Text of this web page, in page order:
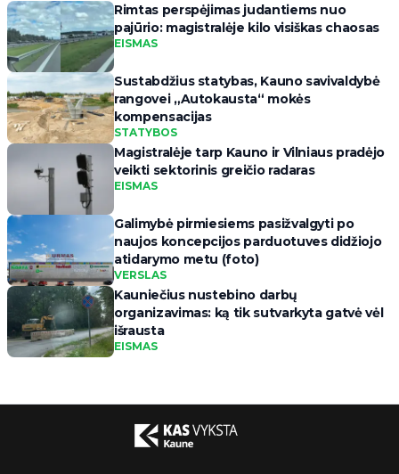
Rimtas perspėjimas judantiems nuo
pajūrio: magistralėje kilo visiškas chaosas
EISMAS
Sustabdžius statybas, Kauno savivaldybė
rangovei „Autokausta“ mokės
kompensacijas
STATYBOS
Magistralėje tarp Kauno ir Vilniaus pradėjo
veikti sektorinis greičio radaras
EISMAS
Galimybė pirmiesiems pasižvalgyti po
naujos koncepcijos parduotuves didžiojo
atidarymo metu (foto)
VERSLAS
Kauniečius nustebino darbų
organizavimas: ką tik sutvarkyta gatvė vėl
išrausta
EISMAS